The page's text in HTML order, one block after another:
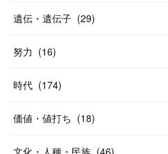
遺伝・遺伝子 (29)
努力 (16)
時代 (174)
価値・値打ち (18)
文化・人種・民族 (46)